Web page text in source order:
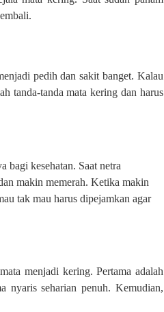
pedih dan sakit banget. Kalau
tanda-tanda mata kering dan harus
bagi kesehatan. Saat netra
makin memerah. Ketika makin
tak mau harus dipejamkan agar
menjadi kering. Pertama adalah
nyaris seharian penuh. Kemudian,